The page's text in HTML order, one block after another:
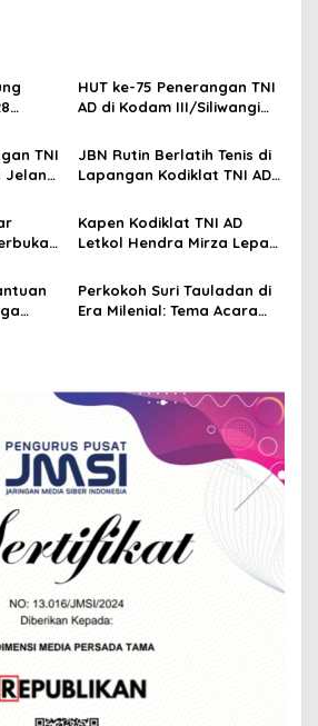
HUT ke-75 Penerangan TNI
AD di Kodam III/Siliwangi
Penuh Kebersamaan
TNI
Jelang
JBN Rutin Berlatih Tenis di
Lapangan Kodiklat TNI AD
Kekompakan dan Jaga
Kebugaran
Kapen Kodiklat TNI AD
Letkol Hendra Mirza Lepas
Perkokoh Suri Tauladan di
Era Milenial: Tema Acara